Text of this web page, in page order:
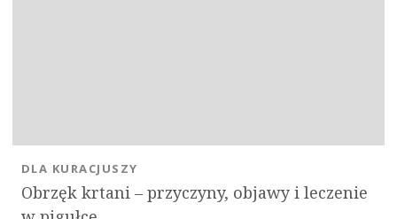
Obrzęk krtani – przyczyny, objawy i leczenie
DLA KURACJUSZY